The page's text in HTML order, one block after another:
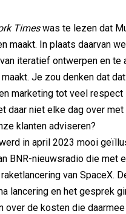
Timeswas te lezen dat
maakt. In plaats daarvan
iteratief ontwerpen en te
Je zou denken dat
marketing tot veel respect
daar niet elke dag over
klanten adviseren?
in april 2023 mooi
BNR-nieuwsradio die met
van SpaceX.
lancering en het gesprek
over de kosten die